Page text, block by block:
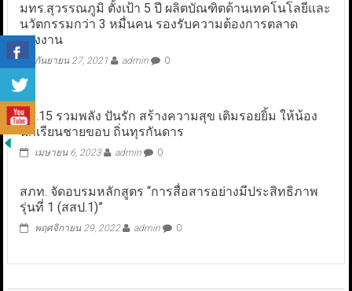
มทร.สุวรรณภูมิ ตั้งเป้า 5 ปี ผลิตบัณฑิตด้านเทคโนโลยีและ
นวัตกรรมกว่า 3 หมื่นคน รองรับความต้องการตลาด
แรงงาน
กันยายน 27, 2021 admin 0
มส.15 รวมพลัง ปันรัก สร้างความสุข เติมรอยยิ้ม ให้น้อง
นักเรียนชายขอบ ถิ่นทุรกันดาร
เมษายน 6, 2023 admin 0
สภท. จัดอบรมหลักสูตร “การสื่อสารอย่างมีประสิทธิภาพ
รุ่นที่ 1 (สสป.1)”
พฤศจิกายน 29, 2022 admin 0